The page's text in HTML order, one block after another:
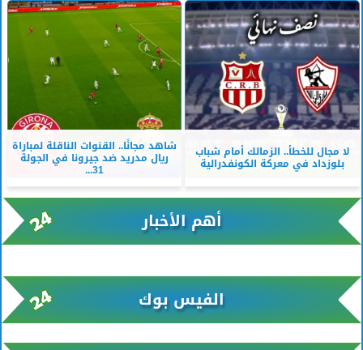
لا مجال للخطأ.. الزمالك أمام شباب
بلوزداد في معركة الكونفدرالية
شاهد مجانًا.. القنوات الناقلة لمباراة
ريال مدريد ضد جيرونا في الجولة
31...
أهم الأخبار
الفيس بوك